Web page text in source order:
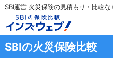
SBI運営 火災保険の見積もり・比較な
SBIの火災保険比較